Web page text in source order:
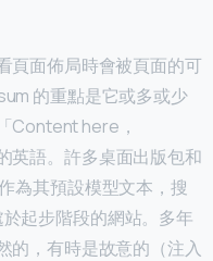
頁面佈局時會被頁面的可
的重點是它或多或少
Content here，
英語。許多桌面出版包和
為其預設模型文本，搜
起步階段的網站。多年
的，有時是故意的（注入